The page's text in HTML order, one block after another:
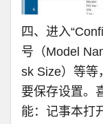
四、进入
号（Model
sk Size）等等
要保存设置。
能：记事本打